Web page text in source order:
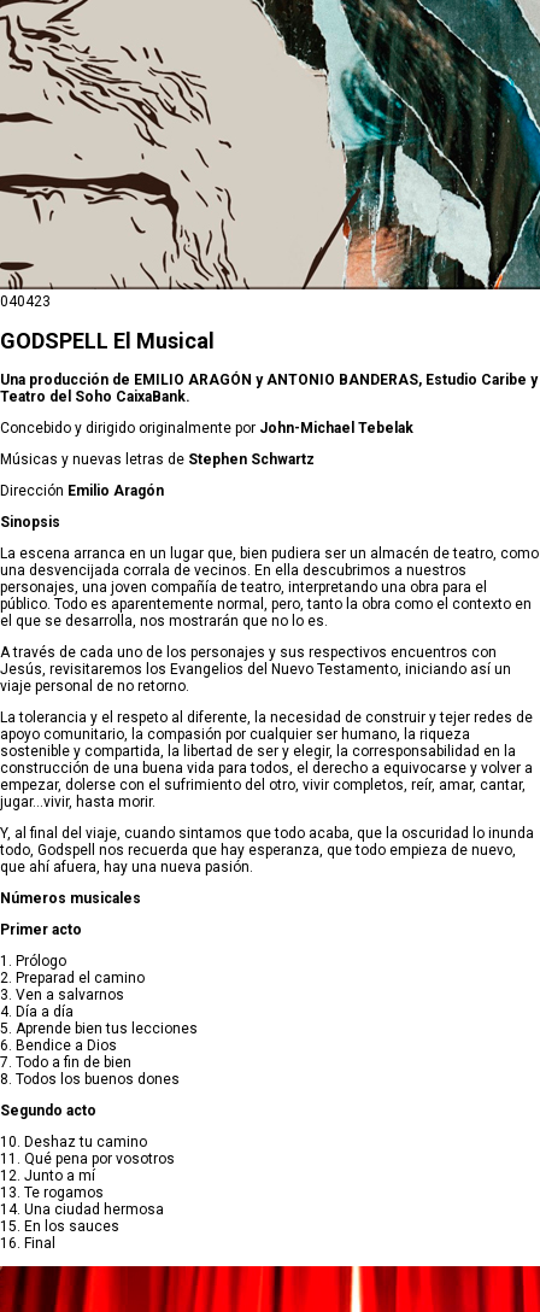
040423
GODSPELL El Musical
Una producción de EMILIO ARAGÓN y ANTONIO BANDERAS, Estudio Caribe y
Teatro del Soho CaixaBank.
Concebido y dirigido originalmente por John-Michael Tebelak
Músicas y nuevas letras de Stephen Schwartz
Dirección Emilio Aragón
Sinopsis
La escena arranca en un lugar que, bien pudiera ser un almacén de teatro, como
una desvencijada corrala de vecinos. En ella descubrimos a nuestros
personajes, una joven compañía de teatro, interpretando una obra para el
público. Todo es aparentemente normal, pero, tanto la obra como el contexto en
el que se desarrolla, nos mostrarán que no lo es.
A través de cada uno de los personajes y sus respectivos encuentros con
Jesús, revisitaremos los Evangelios del Nuevo Testamento, iniciando así un
viaje personal de no retorno.
La tolerancia y el respeto al diferente, la necesidad de construir y tejer redes de
apoyo comunitario, la compasión por cualquier ser humano, la riqueza
sostenible y compartida, la libertad de ser y elegir, la corresponsabilidad en la
construcción de una buena vida para todos, el derecho a equivocarse y volver a
empezar, dolerse con el sufrimiento del otro, vivir completos, reír, amar, cantar,
jugar…vivir, hasta morir.
Y, al final del viaje, cuando sintamos que todo acaba, que la oscuridad lo inunda
todo, Godspell nos recuerda que hay esperanza, que todo empieza de nuevo,
que ahí afuera, hay una nueva pasión.
Números musicales
Primer acto
1. Prólogo
2. Preparad el camino
3. Ven a salvarnos
4. Día a día
5. Aprende bien tus lecciones
6. Bendice a Dios
7. Todo a fin de bien
8. Todos los buenos dones
Segundo acto
10. Deshaz tu camino
11. Qué pena por vosotros
12. Junto a mí
13. Te rogamos
14. Una ciudad hermosa
15. En los sauces
16. Final